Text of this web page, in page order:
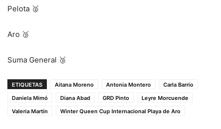
Pelota 🥈
Aro 🥉
Suma General 🥉
ETIQUETAS Aitana Moreno Antonia Montero
Carla Barrio
Daniela Mimó
Diana Abad GRD Pinto
Leyre Morcuende
Valeria Martín
Winter Queen Cup Internacional Playa de Aro